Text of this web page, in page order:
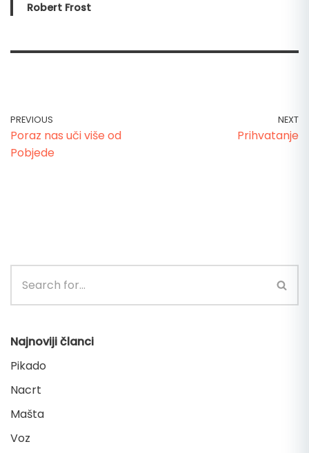
Robert Frost
PREVIOUS
Poraz nas uči više od
Pobjede
NEXT
Prihvatanje
Najnoviji članci
Pikado
Nacrt
Mašta
Voz